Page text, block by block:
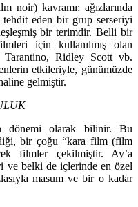
noir) kavramı; ağızlarında
tehdit eden bir grup serseriyi
bir terimdir. Belli bir
için kullanılmış olan
Ridley Scott vb.
etkileriyle, günümüzde
gelmiştir.
dönemi olarak bilinir. Bu
bir çoğu “kara film (film
filmler çekilmiştir. Ay’a
ve belki de içlerinde en özel
masum ve bir o kadar